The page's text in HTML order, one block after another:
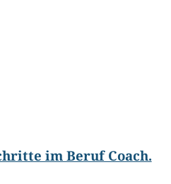
im Beruf Coach.